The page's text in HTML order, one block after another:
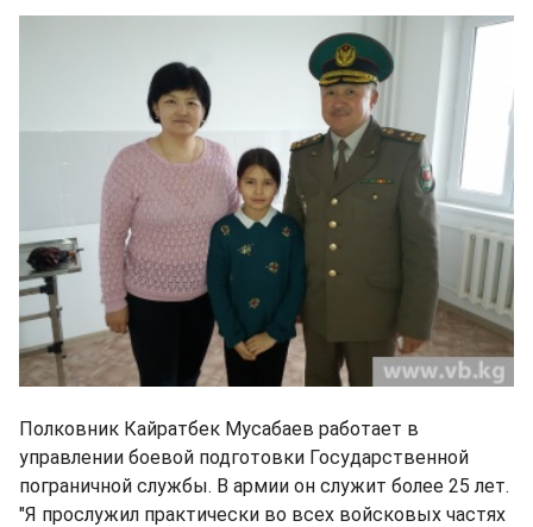
Полковник Кайратбек Мусабаев работает в
управлении боевой подготовки Государственной
пограничной службы. В армии он служит более 25 лет.
"Я прослужил практически во всех войсковых частях